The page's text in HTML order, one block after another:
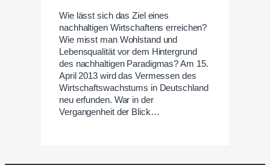
Wie lässt sich das Ziel eines
nachhaltigen Wirtschaftens erreichen?
Wie misst man Wohlstand und
Lebensqualität vor dem Hintergrund
des nachhaltigen Paradigmas? Am 15.
April 2013 wird das Vermessen des
Wirtschaftswachstums in Deutschland
neu erfunden. War in der
Vergangenheit der Blick…